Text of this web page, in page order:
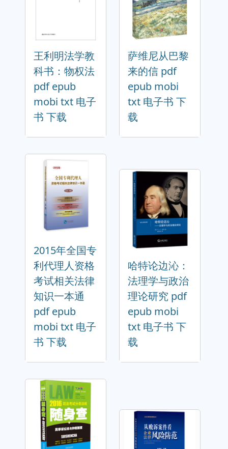
王利明法学教
科书：物权法
pdf epub
mobi txt 电子
书 下载
萨维尼从巴黎
来的信 pdf
epub mobi
txt 电子书 下
载
2015年全国专
利代理人资格
考试相关法律
知识一本通
pdf epub
mobi txt 电子
书 下载
哈特论边沁：
法理学与政治
理论研究 pdf
epub mobi
txt 电子书 下
载